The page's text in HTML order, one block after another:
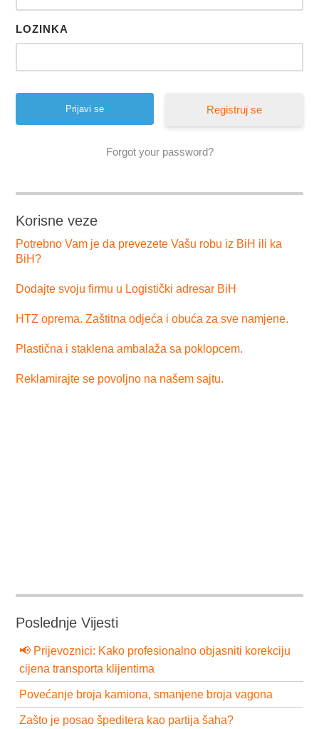
LOZINKA
Registruj se
Forgot your password?
Korisne veze
Potrebno Vam je da prevezete Vašu robu iz BiH ili ka
BiH?
Dodajte svoju firmu u Logistički adresar BiH
HTZ oprema. Zaštitna odjeća i obuća za sve namjene.
Plastična i staklena ambalaža sa poklopcem.
Reklamirajte se povoljno na našem sajtu.
Poslednje Vijesti
📢 Prijevoznici: Kako profesionalno objasniti korekciju
cijena transporta klijentima
Povećanje broja kamiona, smanjene broja vagona
Zašto je posao špeditera kao partija šaha?